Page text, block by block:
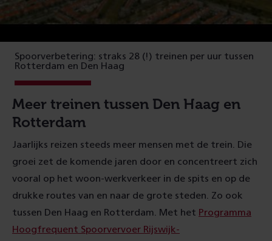
Spoorverbetering: straks 28 (!) treinen per uur tussen
Rotterdam en Den Haag
Meer treinen tussen Den Haag en
Rotterdam
Jaarlijks reizen steeds meer mensen met de trein. Die
groei zet de komende jaren door en concentreert zich
vooral op het woon-werkverkeer in de spits en op de
drukke routes van en naar de grote steden. Zo ook
tussen Den Haag en Rotterdam. Met het Programma
Hoogfrequent Spoorvervoer Rijswijk-